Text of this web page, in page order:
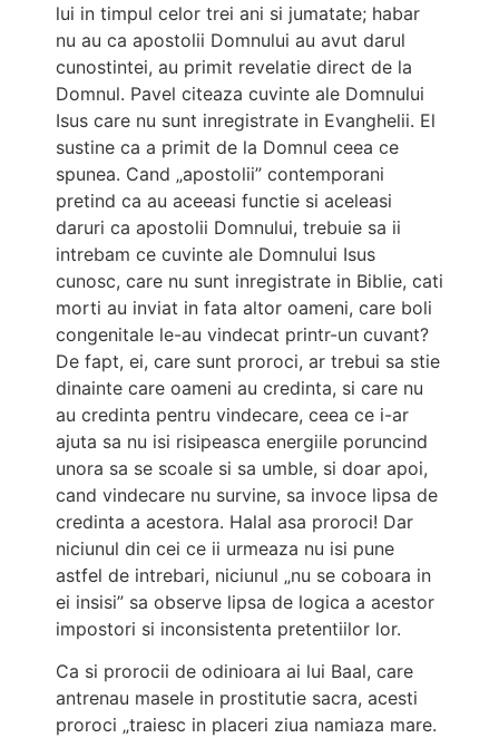
lui in timpul celor trei ani si jumatate; habar
nu au ca apostolii Domnului au avut darul
cunostintei, au primit revelatie direct de la
Domnul. Pavel citeaza cuvinte ale Domnului
Isus care nu sunt inregistrate in Evanghelii. El
sustine ca a primit de la Domnul ceea ce
spunea. Cand „apostolii” contemporani
pretind ca au aceeasi functie si aceleasi
daruri ca apostolii Domnului, trebuie sa ii
intrebam ce cuvinte ale Domnului Isus
cunosc, care nu sunt inregistrate in Biblie, cati
morti au inviat in fata altor oameni, care boli
congenitale le-au vindecat printr-un cuvant?
De fapt, ei, care sunt proroci, ar trebui sa stie
dinainte care oameni au credinta, si care nu
au credinta pentru vindecare, ceea ce i-ar
ajuta sa nu isi risipeasca energiile poruncind
unora sa se scoale si sa umble, si doar apoi,
cand vindecare nu survine, sa invoce lipsa de
credinta a acestora. Halal asa proroci! Dar
niciunul din cei ce ii urmeaza nu isi pune
astfel de intrebari, niciunul „nu se coboara in
ei insisi” sa observe lipsa de logica a acestor
impostori si inconsistenta pretentiilor lor.
Ca si prorocii de odinioara ai lui Baal, care
antrenau masele in prostitutie sacra, acesti
proroci „traiesc in placeri ziua namiaza mare.